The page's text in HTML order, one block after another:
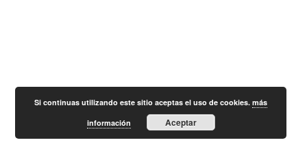
Si continuas utilizando este sitio aceptas el uso de cookies.más
información
Aceptar